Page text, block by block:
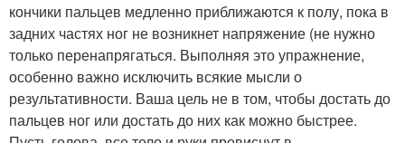
кончики пальцев медленно приближаются к полу, пока в
задних частях ног не возникнет напряжение (не нужно
только перенапрягаться. Выполняя это упражнение,
особенно важно исключить всякие мысли о
результативности. Ваша цель не в том, чтобы достать до
пальцев ног или достать до них как можно быстрее.